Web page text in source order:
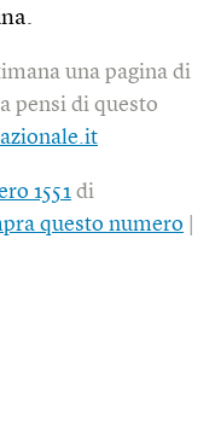
una pagina di
pensi di questo
1551 di
questo numero